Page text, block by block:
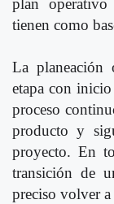
plan
tienen como
La planeación
etapa con
proceso
producto y
proyecto. En
transición de
preciso volver